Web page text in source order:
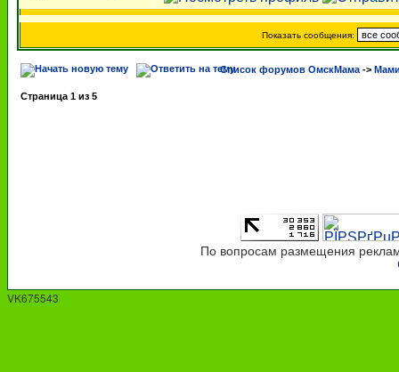
Показать сообщения:
Список форумов ОмскМама ->
Страница 1 из 5
По вопросам размещения
VK675543